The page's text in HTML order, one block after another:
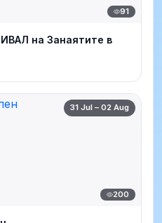
91
на Занаятите в
31 Jul – 02 Aug
200